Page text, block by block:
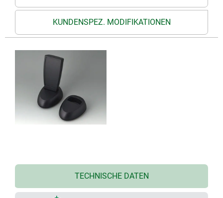
KUNDENSPEZ. MODIFIKATIONEN
TECHNISCHE DATEN